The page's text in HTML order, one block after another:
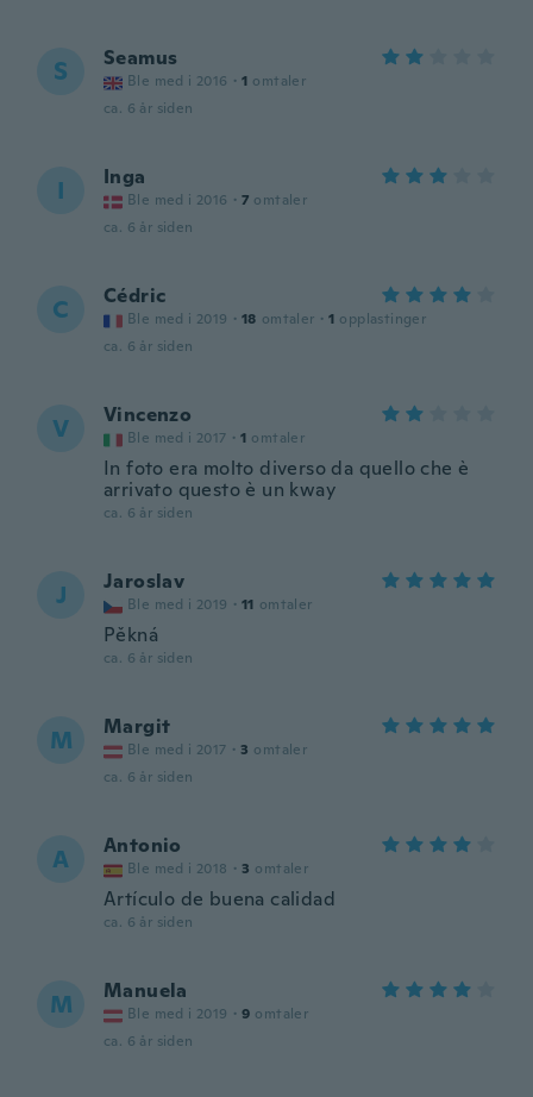
S Seamus
Ble med i 2016 · 1 omtaler
ca. 6 år siden
I Inga
Ble med i 2016 · 7 omtaler
ca. 6 år siden
C Cédric
Ble med i 2019 · 18 omtaler · 1 opplastinger
ca. 6 år siden
V Vincenzo
Ble med i 2017 · 1 omtaler
In foto era molto diverso da quello che è
arrivato questo è un kway
ca. 6 år siden
J Jaroslav
Ble med i 2019 · 11 omtaler
Pěkná
ca. 6 år siden
M Margit
Ble med i 2017 · 3 omtaler
ca. 6 år siden
A Antonio
Ble med i 2018 · 3 omtaler
Artículo de buena calidad
ca. 6 år siden
M Manuela
Ble med i 2019 · 9 omtaler
ca. 6 år siden